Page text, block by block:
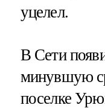
уцелел.
В Сети
минувшую
поселке